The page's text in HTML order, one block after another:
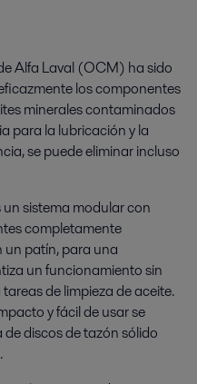
Alfa Laval (OCM) ha sido
los componentes
minerales contaminados
para la lubricación y la
se puede eliminar incluso
sistema modular con
completamente
patín, para una
un funcionamiento sin
de limpieza de aceite.
y fácil de usar se
discos de tazón sólido